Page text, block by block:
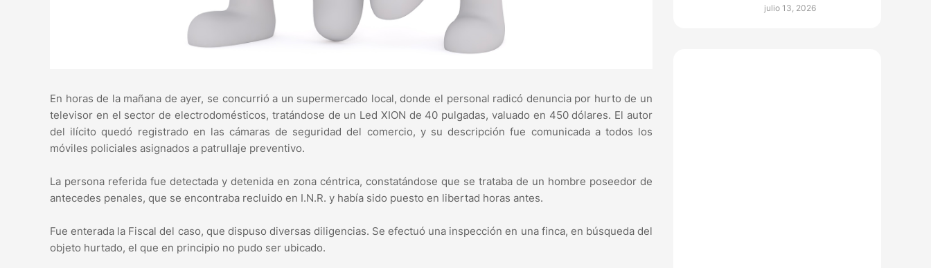
En horas de la mañana de ayer, se concurrió a un supermercado local, donde el personal radicó denuncia por hurto de un
televisor en el sector de electrodomésticos, tratándose de un Led XION de 40 pulgadas, valuado en 450 dólares. El autor
del ilícito quedó registrado en las cámaras de seguridad del comercio, y su descripción fue comunicada a todos los
móviles policiales asignados a patrullaje preventivo.
La persona referida fue detectada y detenida en zona céntrica, constatándose que se trataba de un hombre poseedor de
antecedes penales, que se encontraba recluido en I.N.R. y había sido puesto en libertad horas antes.
Fue enterada la Fiscal del caso, que dispuso diversas diligencias. Se efectuó una inspección en una finca, en búsqueda del
objeto hurtado, el que en principio no pudo ser ubicado.
julio 13, 2026